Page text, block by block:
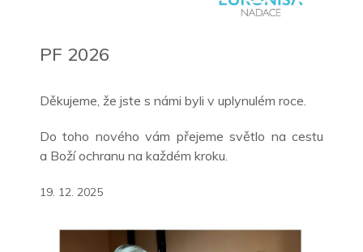
PF 2026
Děkujeme, že jste s námi byli v uplynulém roce.
Do toho nového vám přejeme světlo na cestu
a Boží ochranu na každém kroku.
19. 12. 2025